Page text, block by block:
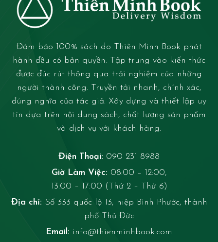
Đảm bảo 100% sách do Thiên Minh Book phát
hành đều có bản quyền. Tập trung vào kiến thức
được đúc rút thông qua trải nghiệm của những
người thành công. Truyền tải nhanh, chính xác,
đúng nghĩa của tác giả. Xây dựng và thiết lập uy
tín dựa trên nội dung sách, chất lượng sản phẩm
và dịch vụ với khách hàng.
Điện Thoại: 090 231 8988
Giờ Làm Việc: 08:00 – 12:00,
13:00 – 17:00 (Thứ 2 – Thứ 6)
Địa chỉ: Số 333 quốc lộ 13, hiệp Bình Phước, thành
phố Thủ Đức
Email: info@thienminhbook.com